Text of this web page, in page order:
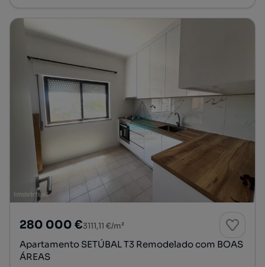
280 000 €3111,11 €/m²
Apartamento SETÚBAL T3 Remodelado com BOAS
ÁREAS